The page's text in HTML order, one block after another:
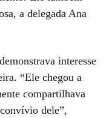
a delegada Ana
interesse
“Ele chegou a
compartilhava
dele”,